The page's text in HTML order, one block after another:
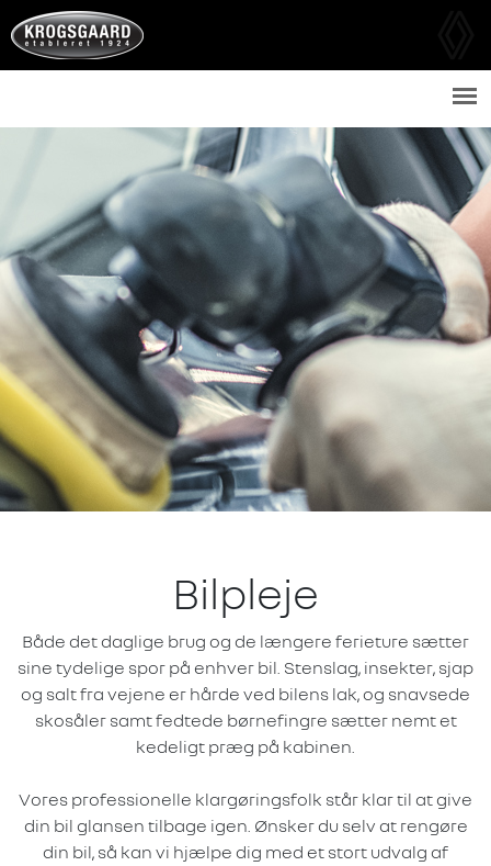
Bilpleje
Både det daglige brug og de længere ferieture sætter
sine tydelige spor på enhver bil. Stenslag, insekter, sjap
og salt fra vejene er hårde ved bilens lak, og snavsede
skosåler samt fedtede børnefingre sætter nemt et
kedeligt præg på kabinen.
Vores professionelle klargøringsfolk står klar til at give
din bil glansen tilbage igen. Ønsker du selv at rengøre
din bil, så kan vi hjælpe dig med et stort udvalg af